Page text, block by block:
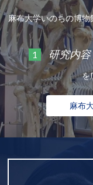
麻布大学いのちの博
1 研究内容
を
麻布